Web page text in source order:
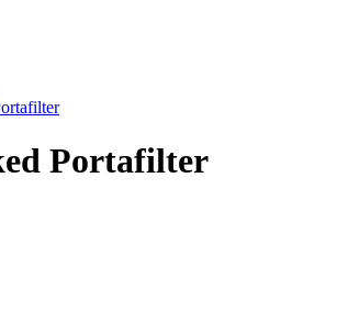
Portafilter